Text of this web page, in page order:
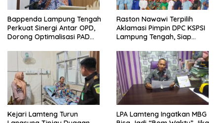
Bappenda Lampung Tengah
Perkuat Sinergi Antar OPD,
Dorong Optimalisasi PAD
Raston Nawawi Terpilih
Aklamasi Pimpin DPC KSPSI
Lampung Tengah, Siap
Buruh
Kejari Lamteng Turun
LPA Lamteng Ingatkan MBG